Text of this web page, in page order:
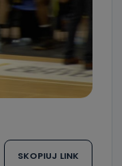
SKOPIUJ LINK